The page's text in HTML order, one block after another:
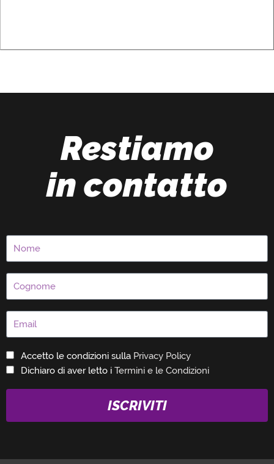
Restiamo
in contatto
Accetto le condizioni sulla Privacy Policy
Dichiaro di aver letto i Termini e le Condizioni
ISCRIVITI